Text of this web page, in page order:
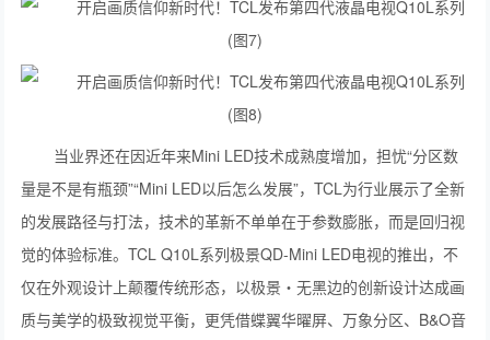
当业界还在因近年来Mini LED技术成熟度增加，担忧“分区数
量是不是有瓶颈”“Mini LED以后怎么发展”，TCL为行业展示了全新
的发展路径与打法，技术的革新不单单在于参数膨胀，而是回归视
觉的体验标准。TCL Q10L系列极景QD-Mini LED电视的推出，不
仅在外观设计上颠覆传统形态，以极景・无黑边的创新设计达成画
质与美学的极致视觉平衡，更凭借蝶翼华曜屏、万象分区、B&O音